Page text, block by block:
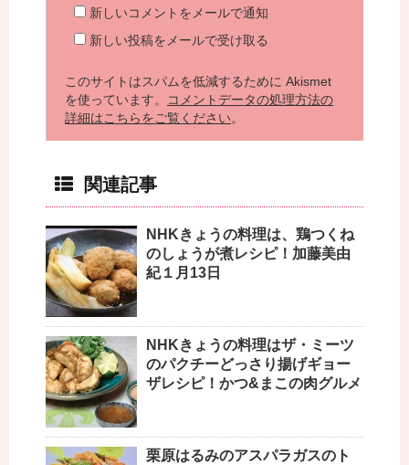
新しいコメントをメールで通知
新しい投稿をメールで受け取る
このサイトはスパムを低減するために Akismet
を使っています。
コメントデータの処理方法の
詳細はこちらをご覧ください。
関連記事
NHKきょうの料理は、鶏つくね
のしょうが煮レシピ！加藤美由
紀１月13日
NHKきょうの料理はザ・ミーツ
のパクチーどっさり揚げギョー
ザレシピ！かつ&まこの肉グルメ
栗原はるみのアスパラガスのト